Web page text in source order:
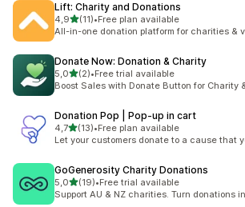
Lift: Charity and Donations
4,9de 5 estrelas
(11)
11 total de avaliações
•Free plan available
All-in-one donation platform for charities &
Donate Now: Donation & Charity
5,0de 5 estrelas
(2)
2 total de avaliações
•Free trial available
Boost Sales with Donate Button for Charity
Donation Pop | Pop‑up in cart
4,7de 5 estrelas
(13)
13 total de avaliações
•Free plan available
Let your customers donate to a cause that
GoGenerosity Charity Donations
5,0de 5 estrelas
(19)
19 total de avaliações
•Free trial available
Support AU & NZ charities. Turn donations